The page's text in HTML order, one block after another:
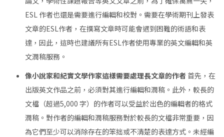
ESL​​ 作者也還是需要進行編輯和校對。需要在學術期刊上發表
文章的ESL作者，在撰寫文章時可能會遇到困難的術語和表
達，因此，這時也建議所有ESL作者使用專業的英文編輯和英
文潤稿服務。
像小說家和紀實文學作家這樣需要處理長文章的作者首先，在
出版英文作品之前，必須對其進行編輯和潤稿。此外，較長的
文檔（超過5,000 字）的作者可以受益於出色的編輯者的格式
潤稿。對作者的編輯和潤稿服務對於較長的文檔非常重要，因
為它們至少可以消除存在的笨拙或不清楚的表達方式。未經編